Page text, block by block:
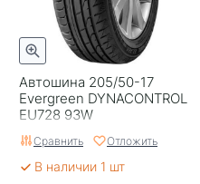
Автошина 205/50-17
Evergreen DYNACONTROL
EU728 93W
Сравнить Отложить
В наличии 1 шт